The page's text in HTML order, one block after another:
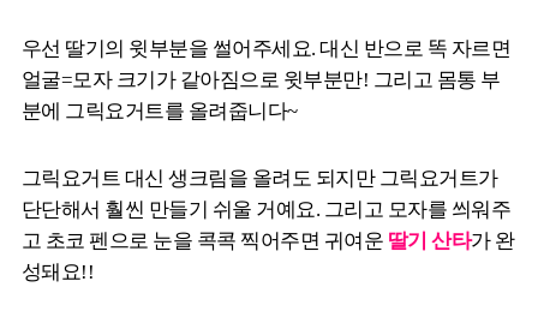
우선 딸기의 윗부분을 썰어주세요. 대신 반으로 똑 자르면
얼굴=모자 크기가 같아짐으로 윗부분만! 그리고 몸통 부
분에 그릭요거트를 올려줍니다~
그릭요거트 대신 생크림을 올려도 되지만 그릭요거트가
단단해서 훨씬 만들기 쉬울 거예요. 그리고 모자를 씌워주
고 초코 펜으로 눈을 콕콕 찍어주면 귀여운 딸기 산타가 완
성돼요!!